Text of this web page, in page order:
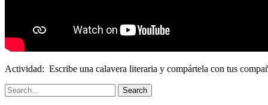
Actividad: Escribe una calavera literaria y compártela con tus
Search